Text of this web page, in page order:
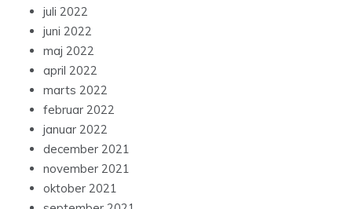
juli 2022
juni 2022
maj 2022
april 2022
marts 2022
februar 2022
januar 2022
december 2021
november 2021
oktober 2021